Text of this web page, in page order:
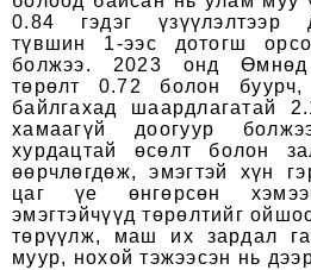
0.84 гэдэг үзүүлэлтээр
түвшин 1-ээс дотогш
болжээ. 2023 онд
төрөлт 0.72 болон
байлгахад шаардлагатай
хамаагүй доогуур
хурдацтай өсөлт болон
өөрчлөгдөж, эмэгтэй хүн
цаг үе өнгөрсөн
эмэгтэйчүүд төрөлтийг
төрүүлж, маш их зардал
муур, нохой тэжээсэн нь